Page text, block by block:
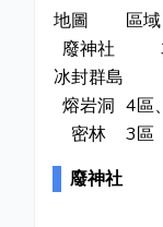
地圖
區域
廢神社
冰封群島
熔岩洞 4區
密林
3區
廢神社